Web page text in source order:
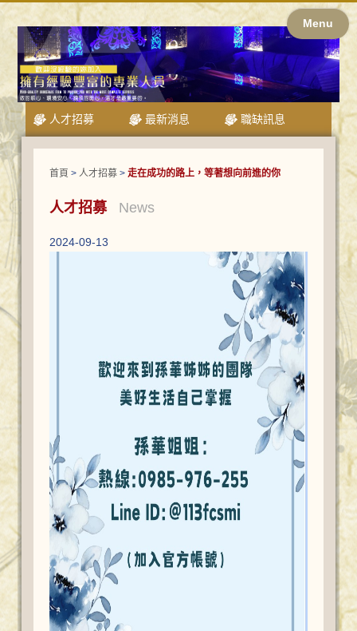
Menu
人才招募 最新消息 職缺訊息
首頁 > 人才招募 >走在成功的路上，等著想向前進的你
人才招募 News
2024-09-13